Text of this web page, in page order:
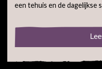
een tehuis en de dagelijkse